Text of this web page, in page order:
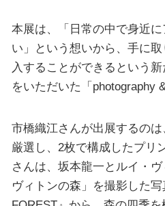
本展は、「日常の中で身近
い」という想いから、手に
入することができるという
をいただいた「photography
市橋織江さんが出展するの
厳選し、2枚で構成したプリ
さんは、坂本龍一とルイ・
ヴィトンの森」を撮影した